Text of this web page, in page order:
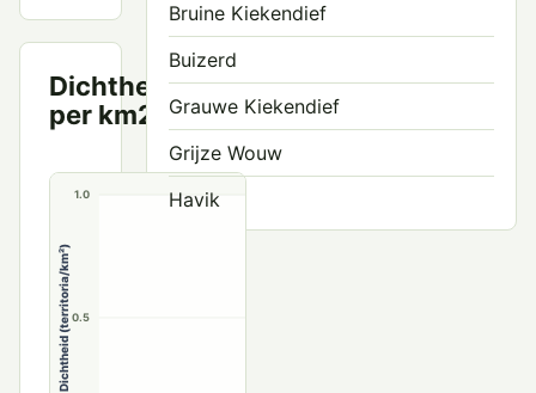
Dichtheid
per km2
Territoria
per km²
0.5
1.0
Dichtheid (territoria/km²)
Bruine Kiekendief
Buizerd
Grauwe Kiekendief
Grijze Wouw
Havik